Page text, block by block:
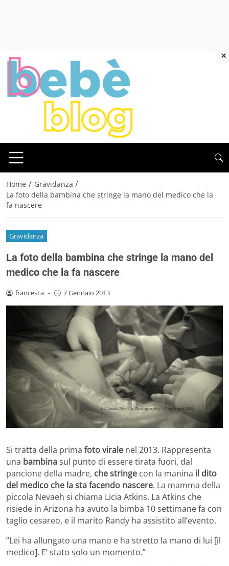
Home / Gravidanza /
La foto della bambina che stringe la mano del medico che la
fa nascere
Gravidanza
La foto della bambina che stringe la mano del
medico che la fa nascere
francesca - 7 Gennaio 2013
Si tratta della prima foto virale nel 2013. Rappresenta
una bambinasul punto di essere tirata fuori, dal
pancione della madre, che stringe con la manina il dito
del medico che la sta facendo nascere. La mamma della
piccola Nevaeh si chiama Licia Atkins. La Atkins che
risiede in Arizona ha avuto la bimba 10 settimane fa con
taglio cesareo, e il marito Randy ha assistito all’evento.
“Lei ha allungato una mano e ha stretto la mano di lui [il
medico]. E’ stato solo un momento.”
×